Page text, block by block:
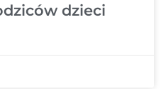
dzieci